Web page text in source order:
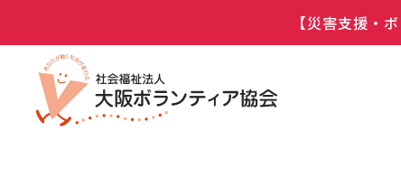
【災害支援・